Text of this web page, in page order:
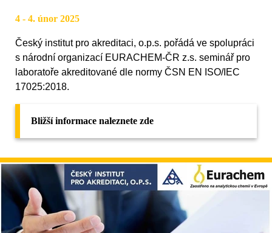
4 - 4. únor 2025
Český institut pro akreditaci, o.p.s. pořádá ve spolupráci
s národní organizací EURACHEM-ČR z.s. seminář pro
laboratoře akreditované dle normy ČSN EN ISO/IEC
17025:2018.
Bližší informace naleznete zde